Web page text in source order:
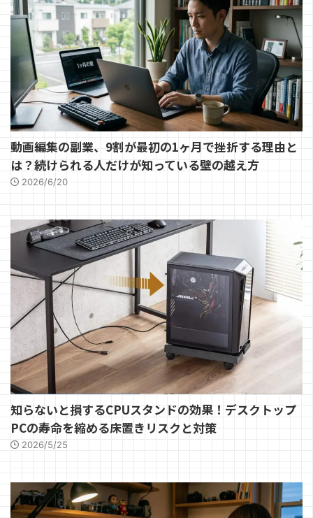
動画編集の副業、9割が最初の1ヶ月で挫折する理由と
は？続けられる人だけが知っている壁の越え方
2026/6/20
知らないと損するCPUスタンドの効果！デスクトップ
PCの寿命を縮める床置きリスクと対策
2026/5/25